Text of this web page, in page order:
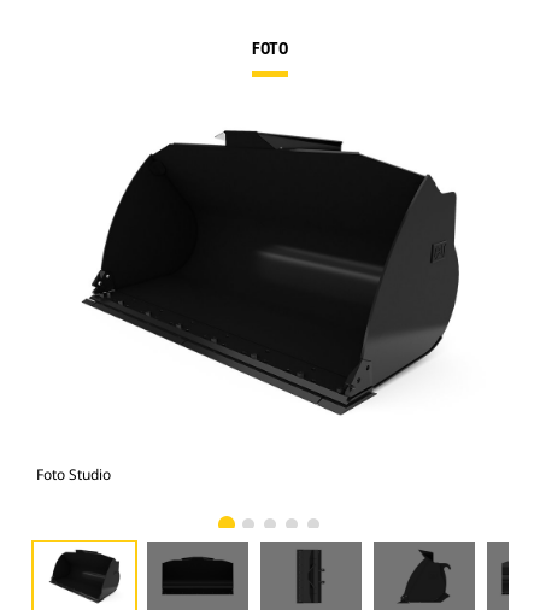
FOTO
Foto Studio